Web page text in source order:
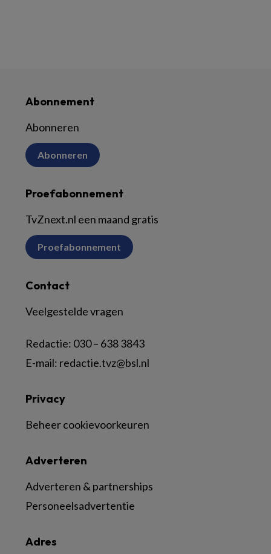
Abonnement
Abonneren
Abonneren
Proefabonnement
TvZnext.nl een maand gratis
Proefabonnement
Contact
Veelgestelde vragen
Redactie: 030 – 638 3843
E-mail: redactie.tvz@bsl.nl
Adres
Adverteren
Adverteren & partnerships
Personeelsadvertentie
Privacy
Beheer cookievoorkeuren